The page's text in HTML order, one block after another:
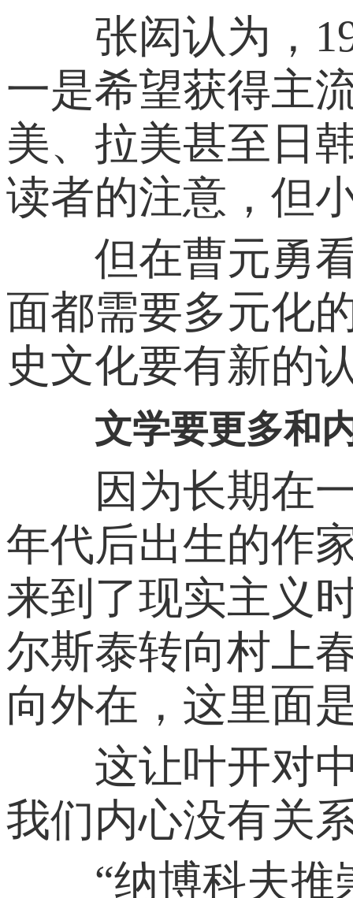
张闳认为，
一是希望获得主
美、拉美甚至日
读者的注意，但
但在曹元勇看
面都需要多元化
史文化要有新的
文学要更多和
因为长期在一
年代后出生的作
来到了现实主义
尔斯泰转向村上
向外在，这里面
这让叶开对中
我们内心没有关
“纳博科夫推崇